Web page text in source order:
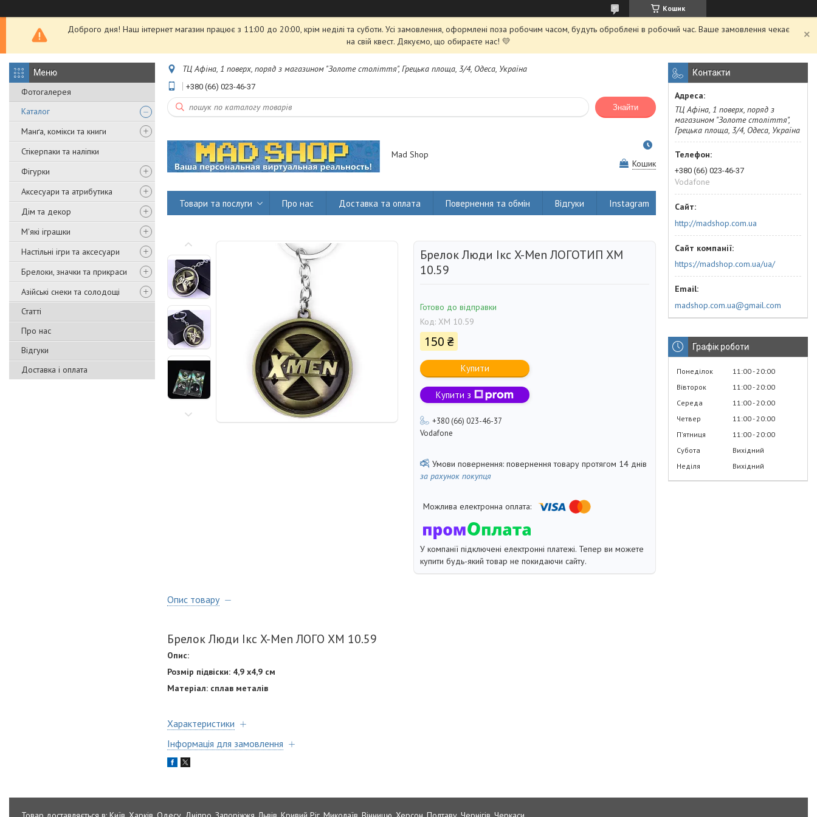
Кошик
Доброго дня! Наш інтернет магазин працює з 11:00 до 20:00, крім неділі та суботи. Усі замовлення, оформлені поза робочим часом, будуть оброблені в робочий час. Ваше замовлення чекає
на свій квест. Дякуємо, що обираєте нас! 💛
Фотогалерея
Каталог
Манґа, комікси та книги
Стікерпаки та наліпки
Фігурки
Аксесуари та атрибутика
Дім та декор
М'які іграшки
Настільні ігри та аксесуари
Брелоки, значки та прикраси
Азійські снеки та солодощі
Статті
Про нас
Відгуки
Доставка і оплата
ТЦ Афіна, 1 поверх, поряд з магазином "Золоте століття", Грецька площа, 3/4, Одеса, Україна
+380 (66) 023-46-37
Знайти
Mad Shop
Кошик
Товари та послуги Про нас Доставка та оплата Повернення та обмін Відгуки Instagram
Брелок Люди Ікс X-Men ЛОГОТИП ХМ
10.59
Готово до відправки
Код: ХМ 10.59
150 ₴
Купити
Купити з
+380 (66) 023-46-37
Vodafone
повернення товару протягом 14 днів
за рахунок покупця
У компанії підключені електронні платежі. Тепер ви можете
купити будь-який товар не покидаючи сайту.
Опис товару
Брелок Люди Ікс X-Men ЛОГО ХМ 10.59
Опис:
Розмір підвіски: 4,9 х4,9 см
Матеріал: сплав металів
Характеристики
Інформація для замовлення
Контакти
ТЦ Афіна, 1 поверх, поряд з
магазином "Золоте століття",
Грецька площа, 3/4, Одеса, Україна
+380 (66) 023-46-37
Vodafone
http://madshop.com.ua
https://madshop.com.ua/ua/
madshop.com.ua@gmail.com
Графік роботи
Понеділок 11:00 20:00
Вівторок
11:00 20:00
Середа
11:00 20:00
Четвер
11:00 20:00
Пʼятниця
11:00 20:00
Субота
Вихідний
Неділя
Вихідний